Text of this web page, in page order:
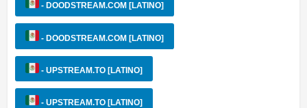
- DOODSTREAM.COM [LATINO]
- DOODSTREAM.COM [LATINO]
- UPSTREAM.TO [LATINO]
- UPSTREAM.TO [LATINO]